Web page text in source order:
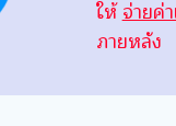
ให้จ่ายค่
ภายหลัง